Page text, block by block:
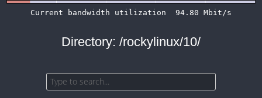
Directory: /rockylinux/10/